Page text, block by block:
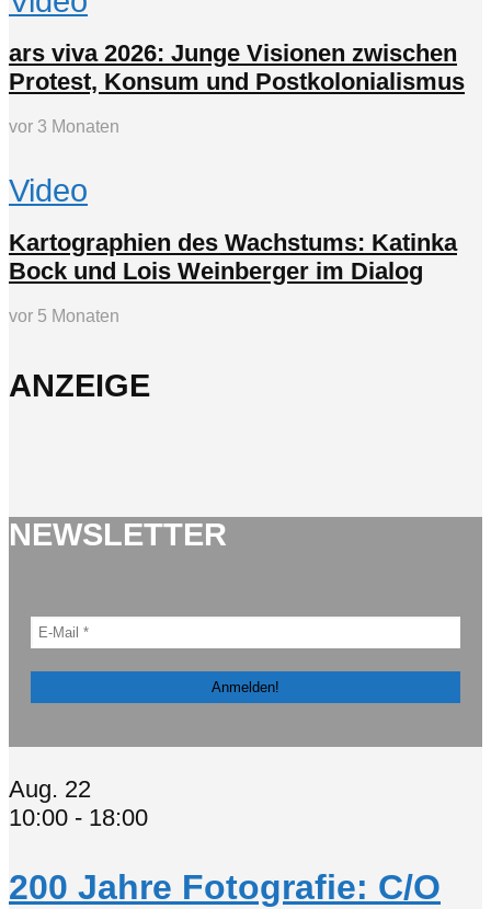
ars viva 2026: Junge Visionen zwischen
Protest, Konsum und Postkolonialismus
vor 3 Monaten
Video
Kartographien des Wachstums: Katinka
Bock und Lois Weinberger im Dialog
vor 5 Monaten
ANZEIGE
NEWSLETTER
Aug. 22
10:00 - 18:00
200 Jahre Fotografie: C/O